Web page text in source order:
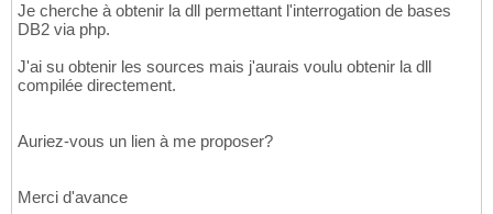
Je cherche à obtenir la dll permettant l'interrogation de bases
DB2 via php.
J'ai su obtenir les sources mais j'aurais voulu obtenir la dll
compilée directement.
Auriez-vous un lien à me proposer?
Merci d'avance